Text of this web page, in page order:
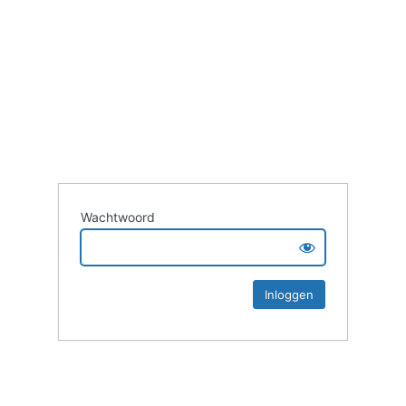
Wachtwoord